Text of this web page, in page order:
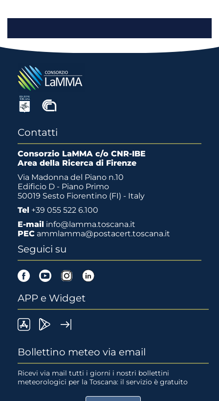
Contatti
Consorzio LaMMA c/o CNR-IBE
Area della Ricerca di Firenze
Via Madonna del Piano n.10
Edificio D - Piano Primo
50019 Sesto Fiorentino (FI) - Italy
Tel +39 055 522 6.100
E-mail info@lamma.toscana.it
PEC ammlamma@postacert.toscana.it
Seguici su
FacebookYoutubeInstagram
APP e Widget
LaMMA
su
App
Lamma
su
Google
Bollettino meteo via email
Ricevi via mail tutti i giorni i nostri bollettini
meteorologici per la Toscana: il servizio è gratuito